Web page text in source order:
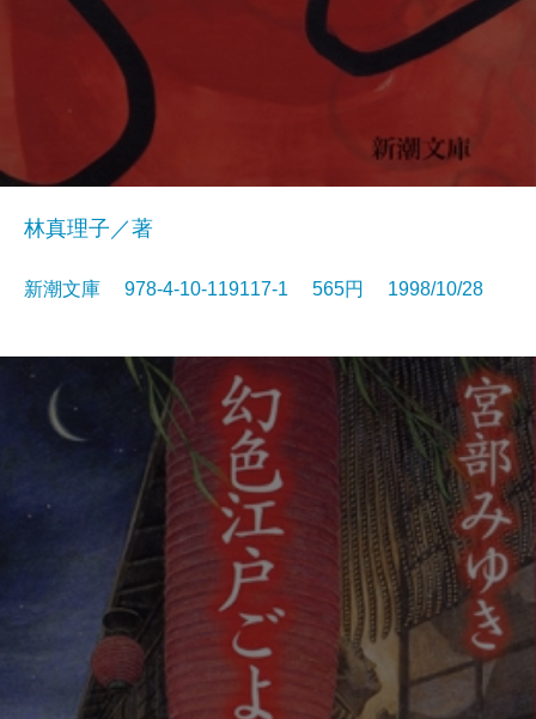
林真理子／著
新潮文庫 978-4-10-119117-1 565円 1998/10/28